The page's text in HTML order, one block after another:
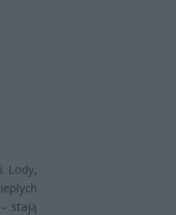
Lody,
stają